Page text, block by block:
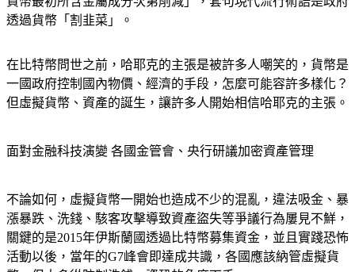
貨幣最初所含金屬成分次第削減」，套句現代流行術語是政府
在比特幣問世之前，哈耶克的主張是被許多人嘲笑的，貨幣是
一國政府控制國內物價、經濟的手段，怎麼可能容許多樣化？
不論如何，虛擬貨幣一開始也造成不少的混亂，違法吸金、暴
漲暴跌、洗錢、駭客攻擊導致資產盜失等爭議行為屢見不鮮，
關鍵的是2015年伊斯蘭國透過比特幣募集資金，並且實踐恐怖